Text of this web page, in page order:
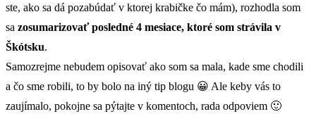
ste, ako sa dá pozabúdať v ktorej krabičke čo mám), rozhodla som
sa zosumarizovať posledné 4 mesiace, ktoré som strávila v
Škótsku.
Samozrejme nebudem opisovať ako som sa mala, kade sme chodili
a čo sme robili, to by bolo na iný tip blogu 😀 Ale keby vás to
zaujímalo, pokojne sa pýtajte v komentoch, rada odpoviem 🙂